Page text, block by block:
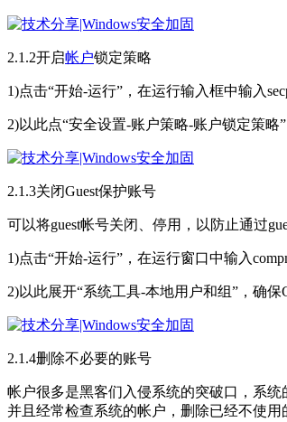
2.1.2开启帐户锁定策略
1)点击“开始-运行”，在运行输入框中输入
2)以此点“安全设置-账户策略-账户锁定策略”
2.1.3关闭Guest保护账号
可以将guest帐号关闭、停用，以防止通过
1)点击“开始-运行”，在运行窗口中输入
2)以此展开“系统工具-本地用户和组”，确保
2.1.4删除不必要的账号
帐户很多是黑客们入侵系统的突破口，系
并且经常检查系统的帐户，删除已经不使用